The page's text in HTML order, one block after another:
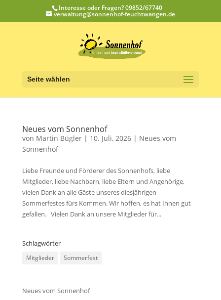
Interesse oder Fragen? 09852/67740
verwaltung@sonnenhof-feuchtwangen.de
Seite wählen
Neues vom Sonnenhof
von Martin Bügler| 10. Juli, 2026| Neues vom
Sonnenhof
Liebe Freunde und Förderer des Sonnenhofs, liebe
Mitglieder, liebe Nachbarn, liebe Eltern und Angehörige,
vielen Dank an alle Gäste unseres diesjährigen
Sommerfestes fürs Kommen. Wir hoffen, es hat Ihnen gut
gefallen. Vielen Dank an unsere Mitglieder für...
Schlagwörter
Mitglieder Sommerfest
Neues vom Sonnenhof